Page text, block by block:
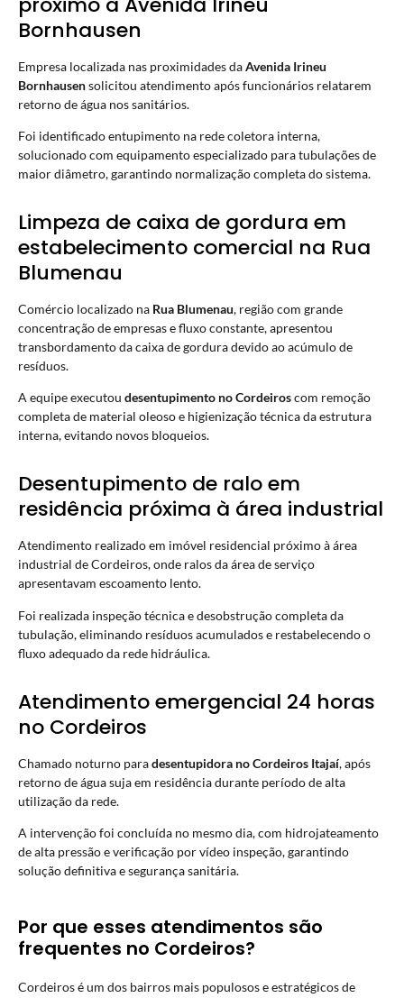
Bornhausen
Empresa localizada nas proximidades daAvenida Irineu
Bornhausensolicitou atendimento após funcionários relatarem
retorno de água nos sanitários.
Foi identificado entupimento na rede coletora interna,
solucionado com equipamento especializado para tubulações de
maior diâmetro, garantindo normalização completa do sistema.
Limpeza de caixa de gordura em
estabelecimento comercial na Rua
Blumenau
Comércio localizado na Rua Blumenau, região com grande
concentração de empresas e fluxo constante, apresentou
transbordamento da caixa de gordura devido ao acúmulo de
resíduos.
A equipe executou desentupimento no Cordeiroscom remoção
completa de material oleoso e higienização técnica da estrutura
interna, evitando novos bloqueios.
Desentupimento de ralo em
residência próxima à área industrial
Atendimento realizado em imóvel residencial próximo à área
industrial de Cordeiros, onde ralos da área de serviço
apresentavam escoamento lento.
Foi realizada inspeção técnica e desobstrução completa da
tubulação, eliminando resíduos acumulados e restabelecendo o
fluxo adequado da rede hidráulica.
Atendimento emergencial 24 horas
no Cordeiros
Chamado noturno paradesentupidora no Cordeiros Itajaí, após
retorno de água suja em residência durante período de alta
utilização da rede.
A intervenção foi concluída no mesmo dia, com hidrojateamento
de alta pressão e verificação por vídeo inspeção, garantindo
solução definitiva e segurança sanitária.
Por que esses atendimentos são
frequentes no Cordeiros?
Cordeiros é um dos bairros mais populosos e estratégicos de